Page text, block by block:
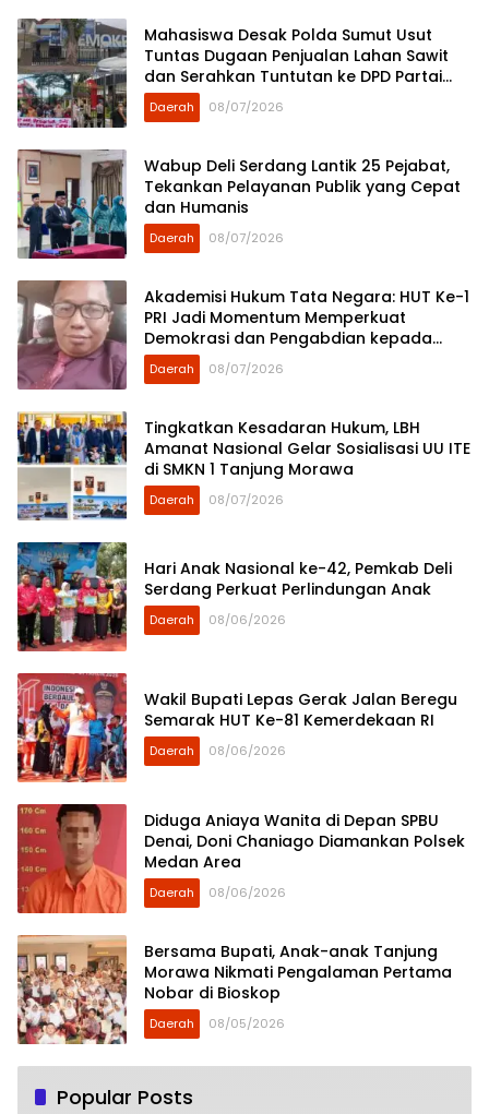
Mahasiswa Desak Polda Sumut Usut
Tuntas Dugaan Penjualan Lahan Sawit
dan Serahkan Tuntutan ke DPD Partai
Demokrat Sumut
Daerah 08/07/2026
Wabup Deli Serdang Lantik 25 Pejabat,
Tekankan Pelayanan Publik yang Cepat
dan Humanis
Daerah 08/07/2026
Akademisi Hukum Tata Negara: HUT Ke-1
PRI Jadi Momentum Memperkuat
Demokrasi dan Pengabdian kepada
Rakyat
Daerah 08/07/2026
Tingkatkan Kesadaran Hukum, LBH
Amanat Nasional Gelar Sosialisasi UU ITE
di SMKN 1 Tanjung Morawa
Daerah 08/07/2026
Hari Anak Nasional ke-42, Pemkab Deli
Serdang Perkuat Perlindungan Anak
Daerah 08/06/2026
Wakil Bupati Lepas Gerak Jalan Beregu
Semarak HUT Ke-81 Kemerdekaan RI
Daerah 08/06/2026
Diduga Aniaya Wanita di Depan SPBU
Denai, Doni Chaniago Diamankan Polsek
Medan Area
Daerah 08/06/2026
Bersama Bupati, Anak-anak Tanjung
Morawa Nikmati Pengalaman Pertama
Nobar di Bioskop
Daerah 08/05/2026
Popular Posts